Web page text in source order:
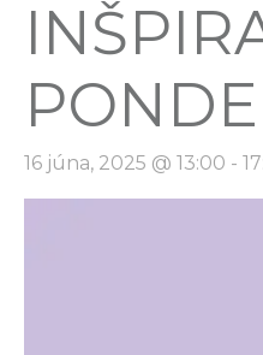
16 júna, 2025 @ 13:00 -